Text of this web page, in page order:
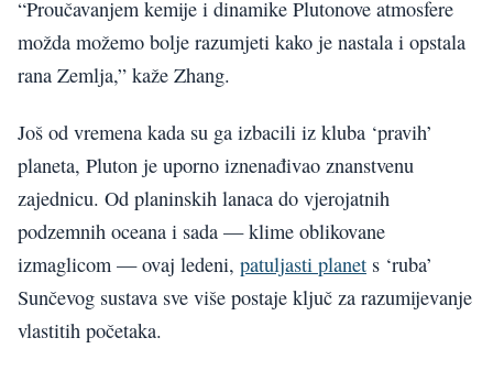
“Proučavanjem kemije i dinamike Plutonove atmosfere
možda možemo bolje razumjeti kako je nastala i opstala
rana Zemlja,” kaže Zhang.
Još od vremena kada su ga izbacili iz kluba ‘pravih’
planeta, Pluton je uporno iznenađivao znanstvenu
zajednicu. Od planinskih lanaca do vjerojatnih
podzemnih oceana i sada — klime oblikovane
izmaglicom — ovaj ledeni, patuljasti planet s ‘ruba’
Sunčevog sustava sve više postaje ključ za razumijevanje
vlastitih početaka.